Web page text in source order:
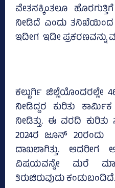
ವೇತನಕ್ಕಿಂತಲೂ
ನೀಡಿದೆ ಎಂದು ತನಿಖೆಯಿಂದ
ಇದೀಗ ಇಡೀ ಪ್ರಕರಣವನ್ನು
ಕಲ್ಬುರ್ಗಿ
ನೀಡಿದ್ದರ ಕುರಿತು
ನೀಡಿತ್ತು. ಈ ವರದಿ
2024ರ ಜೂನ್‌
ದಾಖಲಾಗಿತ್ತು.
ವಿಷಯವನ್ನೇ ಮರೆ
ತಿರುಚಿರುವುದು ಕಂಡುಬಂದಿದೆ.